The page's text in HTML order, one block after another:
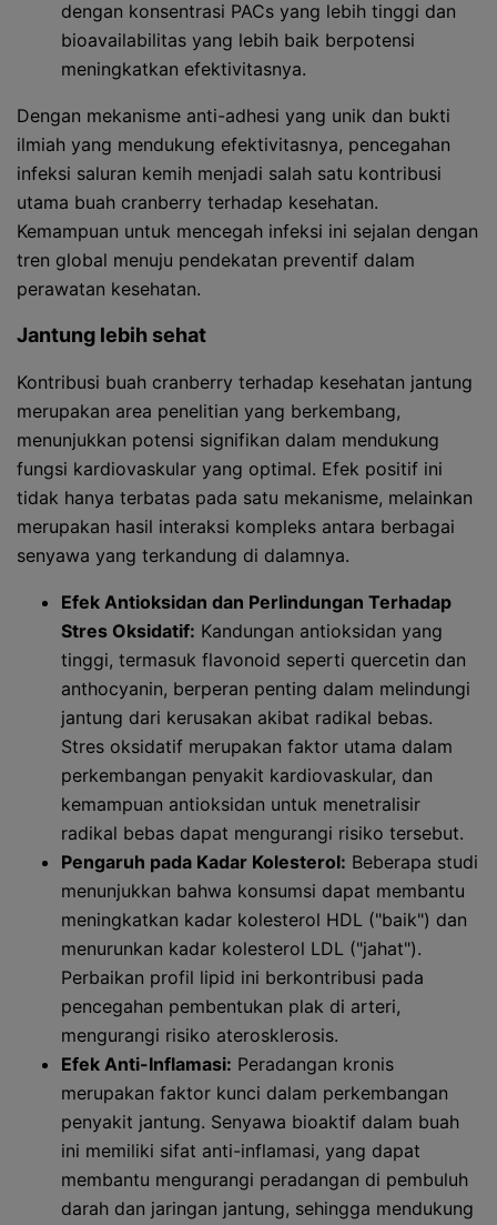
dengan konsentrasi PACs yang lebih tinggi dan
bioavailabilitas yang lebih baik berpotensi
meningkatkan efektivitasnya.
Dengan mekanisme anti-adhesi yang unik dan bukti
ilmiah yang mendukung efektivitasnya, pencegahan
infeksi saluran kemih menjadi salah satu kontribusi
utama buah cranberry terhadap kesehatan.
Kemampuan untuk mencegah infeksi ini sejalan dengan
tren global menuju pendekatan preventif dalam
perawatan kesehatan.
Jantung lebih sehat
Kontribusi buah cranberry terhadap kesehatan jantung
merupakan area penelitian yang berkembang,
menunjukkan potensi signifikan dalam mendukung
fungsi kardiovaskular yang optimal. Efek positif ini
tidak hanya terbatas pada satu mekanisme, melainkan
merupakan hasil interaksi kompleks antara berbagai
senyawa yang terkandung di dalamnya.
Efek Antioksidan dan Perlindungan Terhadap
Stres Oksidatif: Kandungan antioksidan yang
tinggi, termasuk flavonoid seperti quercetin dan
anthocyanin, berperan penting dalam melindungi
jantung dari kerusakan akibat radikal bebas.
Stres oksidatif merupakan faktor utama dalam
perkembangan penyakit kardiovaskular, dan
kemampuan antioksidan untuk menetralisir
radikal bebas dapat mengurangi risiko tersebut.
Pengaruh pada Kadar Kolesterol: Beberapa studi
menunjukkan bahwa konsumsi dapat membantu
meningkatkan kadar kolesterol HDL ("baik") dan
menurunkan kadar kolesterol LDL ("jahat").
Perbaikan profil lipid ini berkontribusi pada
pencegahan pembentukan plak di arteri,
mengurangi risiko aterosklerosis.
Efek Anti-Inflamasi: Peradangan kronis
merupakan faktor kunci dalam perkembangan
penyakit jantung. Senyawa bioaktif dalam buah
ini memiliki sifat anti-inflamasi, yang dapat
membantu mengurangi peradangan di pembuluh
darah dan jaringan jantung, sehingga mendukung